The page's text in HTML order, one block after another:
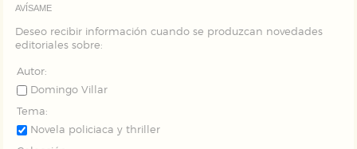
AVÍSAME
Deseo recibir información cuando se produzcan novedades
editoriales sobre:
Autor:
Domingo Villar
Tema:
Novela policiaca y thriller